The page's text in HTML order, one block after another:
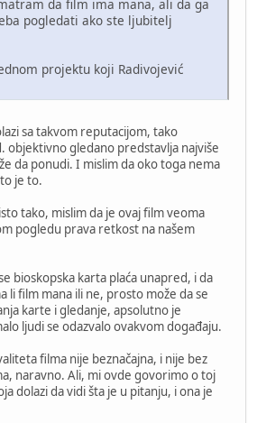
da film ima mana, ali da ga
pogledati ako ste ljubitelj
projektu koji Radivojević
sa takvom reputacijom, tako
objektivno gledano predstavlja najviše
da ponudi. I mislim da oko toga nema
je to.
tako, mislim da je ovaj film veoma
pogledu prava retkost na našem
bioskopska karta plaća unapred, i da
li film mana ili ne, prosto može da se
karte i gledanje, apsolutno je
ljudi se odazvalo ovakvom događaju.
filma nije beznačajna, i nije bez
naravno. Ali, mi ovde govorimo o toj
dolazi da vidi šta je u pitanju, i ona je